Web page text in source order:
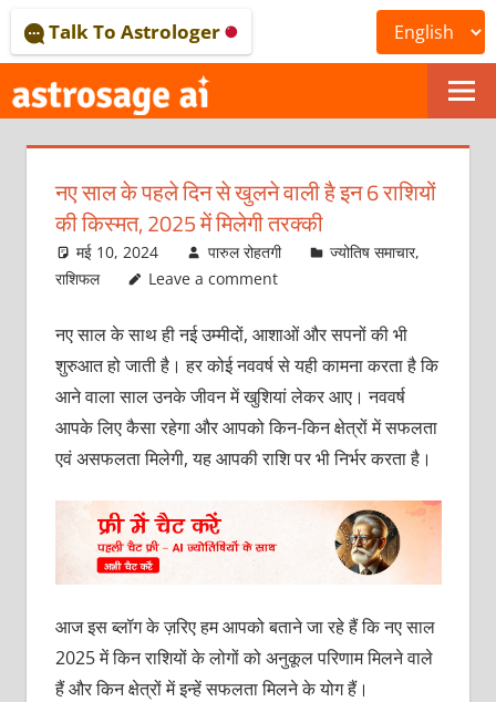
to
content
ONLINE
ASTROLOGICAL
JOURNAL
–
ASTROSAGE
MAGAZINE
Talk To Astrologer
नए साल के पहले दिन से खुलने वाली है इन 6 राशियों
की किस्‍मत, 2025 में मिलेगी तरक्‍की
मई 10, 2024 पारुल रोहतगी ज्योतिष समाचार,
राशिफल
Leave a comment
नए साल के साथ ही नई उम्‍मीदों, आशाओं और सपनों की भी
शुरुआत हो जाती है। हर कोई नववर्ष से यही कामना करता है कि
आने वाला साल उनके जीवन में खुशियां लेकर आए। नववर्ष
आपके लिए कैसा रहेगा और आपको किन-किन क्षेत्रों में सफलता
एवं असफलता मिलेगी, यह आपकी राशि पर भी निर्भर करता है।
आज इस ब्‍लॉग के ज़रिए हम आपको बताने जा रहे हैं कि नए साल
2025 में किन राशियों के लोगों को अनुकूल परिणाम मिलने वाले
हैं और किन क्षेत्रों में इन्‍हें सफलता मिलने के योग हैं।